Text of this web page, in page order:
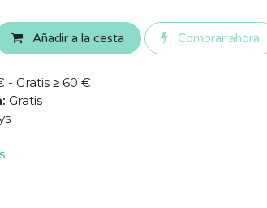
Añadir a la cesta Comprar ahora
- Gratis ≥ 60 €
Gratis
.